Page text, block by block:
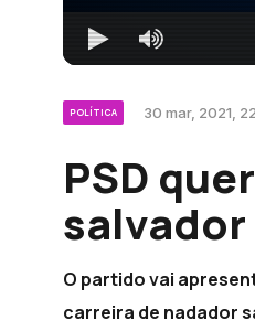
POLÍTICA 30 mar, 2021,
PSD
O partido vai
carreira de nadador